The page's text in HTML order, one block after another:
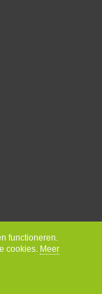
functioneren.
cookies. Meer